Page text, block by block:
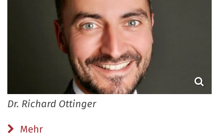
Dr. Richard Ottinger
Mehr